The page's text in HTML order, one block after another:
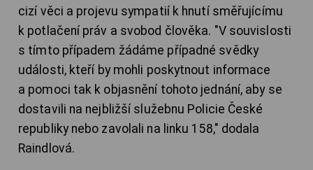
cizí věci a projevu sympatií k hnutí směřujícímu
k potlačení práv a svobod člověka. "V souvislosti
s tímto případem žádáme případné svědky
události, kteří by mohli poskytnout informace
a pomoci tak k objasnění tohoto jednání, aby se
dostavili na nejbližší služebnu Policie České
republiky nebo zavolali na linku 158," dodala
Raindlová.